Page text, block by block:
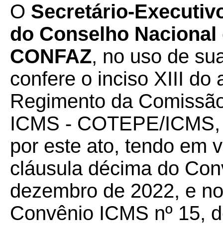
O Secretário-
do Conselho
CONFAZ, no uso de
confere o inciso XIII do
Regimento da
ICMS - COTEPE/
por este ato, tendo em
cláusula décima do
dezembro de 2022, e
Convênio ICMS nº 15,